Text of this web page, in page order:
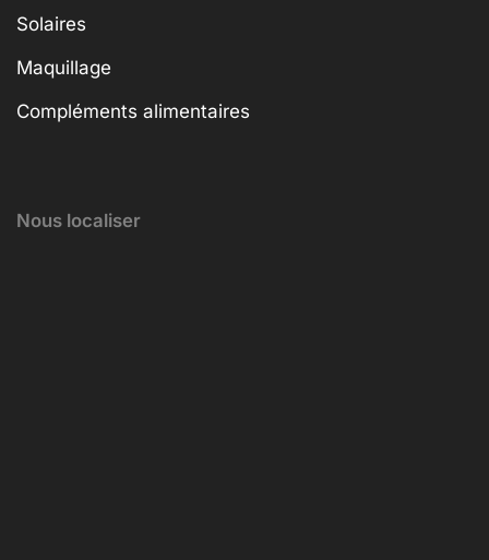
Solaires
Maquillage
Compléments alimentaires
Nous localiser